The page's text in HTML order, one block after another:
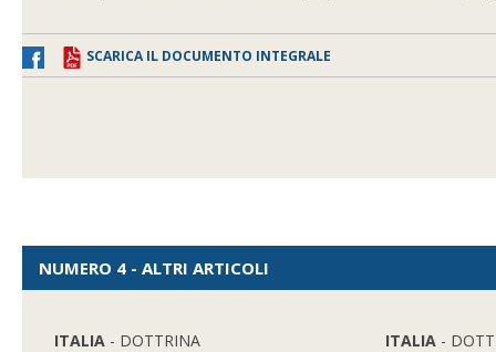
SCARICA IL DOCUMENTO INTEGRALE
NUMERO 4 - ALTRI ARTICOLI
ITALIA - DOTTRINA ITALIA -